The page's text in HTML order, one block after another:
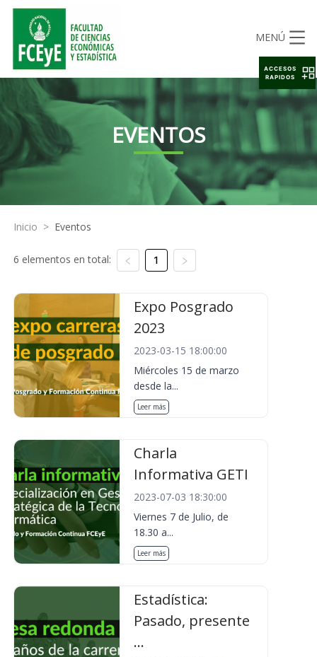
MENÚ
EVENTOS
Inicio > Eventos
6 elementos en total: 1
Expo Posgrado
2023
2023-03-15 18:00:00
Miércoles 15 de marzo
desde la...
Leer más
Charla
Informativa GETI
2023-07-03 18:30:00
Viernes 7 de Julio, de
18.30 a...
Leer más
Estadística:
Pasado, presente
...
ACCESOS
RAPIDOS